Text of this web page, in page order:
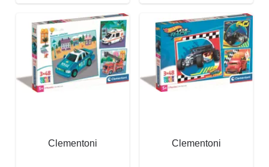
Clementoni Clementoni